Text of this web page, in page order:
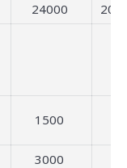
24000 200
1500
3000